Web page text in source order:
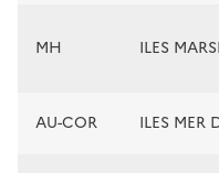
MH ILES
AU-COR ILES MER